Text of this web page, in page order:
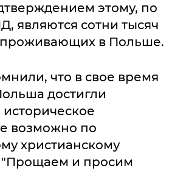
этому, по
являются сотни тысяч
проживающих в Польше.
что в свое время
достигли
возможно по
христианскому
"Прощаем и просим